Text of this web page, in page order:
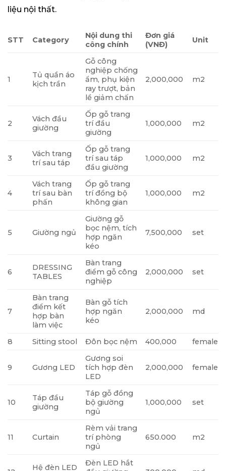
liệu nội thất.
STT Category
Nội dung thi
công chính
Đơn giá
(VNĐ)
Unit
1
Tủ quần áo
kịch trần
Gỗ công
nghiệp chống
ẩm, phụ kiện
ray trượt, bản
lề giảm chấn
2,000,000 m2
2
Vách đầu
giường
Ốp gỗ trang
trí đầu
giường
1,000,000 m2
3
Vách trang
trí sau táp
Ốp gỗ trang
trí sau táp
đầu giường
1,000,000 m2
4
Vách trang
trí sau bàn
phấn
Ốp gỗ trang
trí đồng bộ
không gian
1,000,000 m2
5 Giường ngủ
Giường gỗ
bọc nệm, tích
hợp ngăn
kéo
7,500,000 set
6
DRESSING
TABLES
Bàn trang
điểm gỗ công
nghiệp
2,000,000 set
7
Bàn trang
điểm kết
hợp bàn
làm việc
Bàn gỗ tích
hợp ngăn
kéo
2,000,000 md
8 Sitting stool Đôn bọc nệm 400,000 female
9 Gương LED
Gương soi
tích hợp đèn
LED
2,000,000 female
10
Táp đầu
giường
Táp gỗ đồng
bộ giường
ngủ
1,000,000 set
11 Curtain
Rèm vải trang
trí phòng
ngủ
650.000 m2
Hệ đèn LED
Đèn LED hắt